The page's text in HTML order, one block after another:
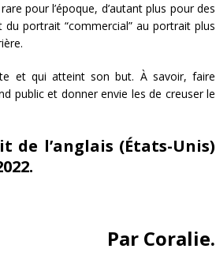
pour l’époque, d’autant plus pour des
portrait “commercial” au portrait plus
et qui atteint son but. À savoir, faire
public et donner envie les de creuser le
de l’anglais (États-Unis)
Par Coralie.